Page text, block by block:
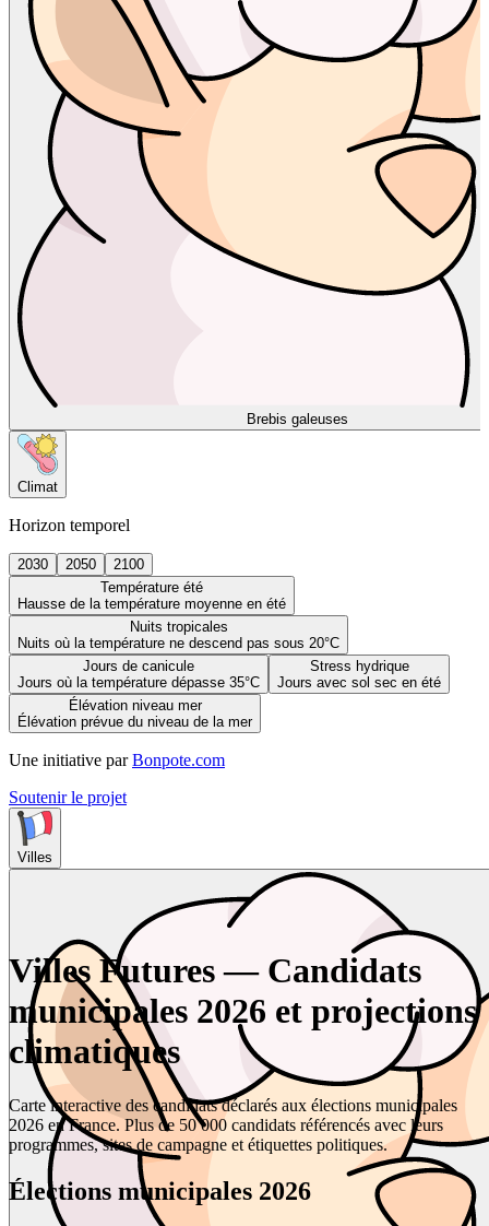
Brebis galeuses
Climat
Horizon temporel
2030 2050
2100
Température été
Hausse de la température moyenne en été
Nuits tropicales
Nuits où la température ne descend pas sous 20°C
Jours de canicule
Jours où la température dépasse 35°C
Stress hydrique
Jours avec sol sec en été
Élévation niveau mer
Élévation prévue du niveau de la mer
Une initiative par Bonpote.com
Soutenir le projet
Villes
Villes Futures — Candidats
municipales 2026 et projections
climatiques
Carte interactive des candidats déclarés aux élections municipales
2026 en France. Plus de 50 000 candidats référencés avec leurs
programmes, sites de campagne et étiquettes politiques.
Élections municipales 2026